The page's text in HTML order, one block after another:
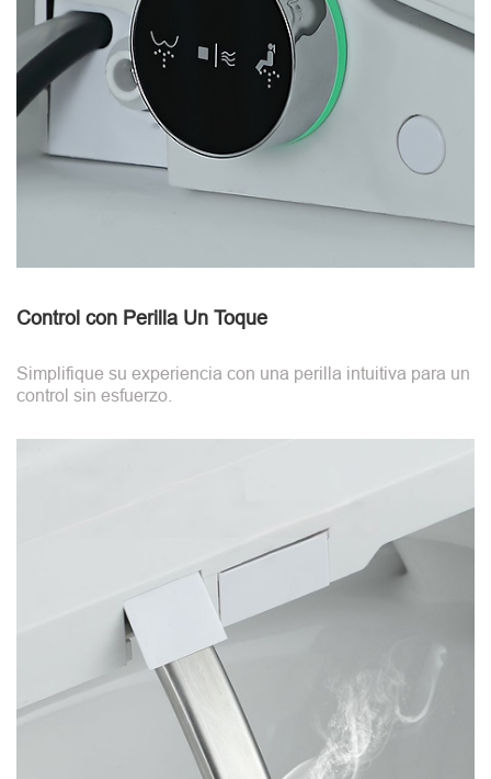
Control con Perilla Un Toque
Simplifique su experiencia con una perilla intuitiva para un
control sin esfuerzo.